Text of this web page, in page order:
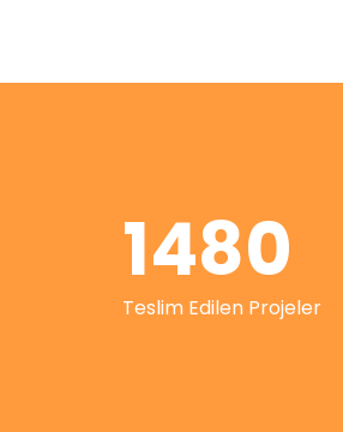
1480
Teslim Edilen Projeler